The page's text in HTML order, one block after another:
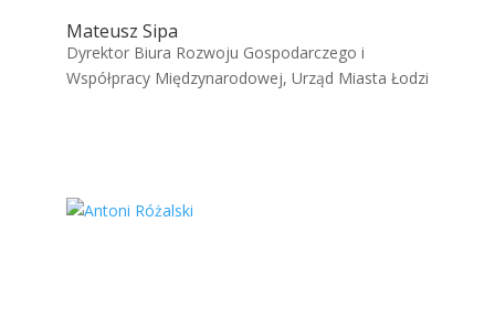
Mateusz Sipa
Dyrektor Biura Rozwoju Gospodarczego i
Współpracy Międzynarodowej, Urząd Miasta Łodzi